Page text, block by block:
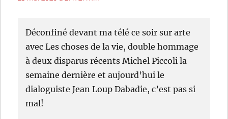
Déconfiné devant ma télé ce soir sur arte
avec Les choses de la vie, double hommage
à deux disparus récents Michel Piccoli la
semaine dernière et aujourd’hui le
dialoguiste Jean Loup Dabadie, c’est pas si
mal!